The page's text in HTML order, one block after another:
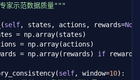
家示范数据质量"""
self, states, actions, rewards=None
= np.array(states)
= np.array(actions)
= np.array(rewards) if rewards
self, window=10):